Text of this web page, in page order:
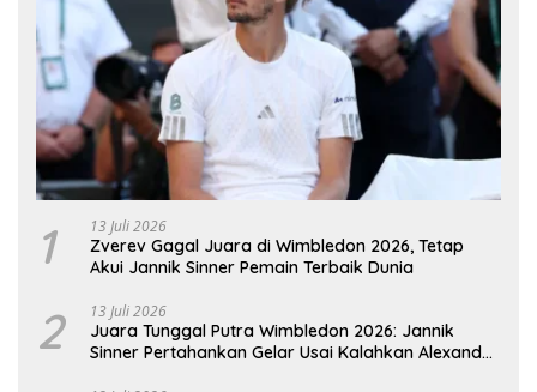
1 13 Juli 2026
Zverev Gagal Juara di Wimbledon 2026, Tetap
Akui Jannik Sinner Pemain Terbaik Dunia
2 13 Juli 2026
Juara Tunggal Putra Wimbledon 2026: Jannik
Sinner Pertahankan Gelar Usai Kalahkan Alexander